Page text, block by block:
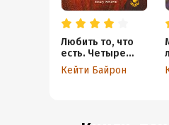
Любить то, что
есть. Четыре
вопроса,
которые изменят
Кейти Байрон